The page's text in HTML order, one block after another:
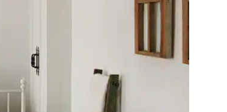
mere ved at trykke eller stryge.